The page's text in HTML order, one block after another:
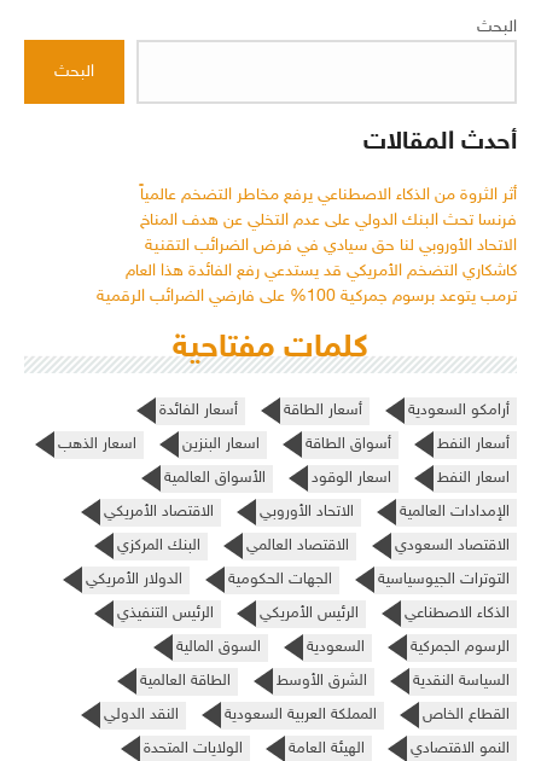
البحث
البحث
أحدث المقالات
أثر الثروة من الذكاء الاصطناعي يرفع مخاطر التضخم عالمياً
فرنسا تحث البنك الدولي على عدم التخلي عن هدف المناخ
الاتحاد الأوروبي لنا حق سيادي في فرض الضرائب التقنية
كاشكاري التضخم الأمريكي قد يستدعي رفع الفائدة هذا العام
ترمب يتوعد برسوم جمركية 100% على فارضي الضرائب الرقمية
كلمات مفتاحية
أرامكو السعودية أسعار الطاقة
أسعار الفائدة
أسعار النفط
أسواق الطاقة اسعار البنزين
اسعار الذهب
اسعار النفط
اسعار الوقود
الأسواق العالمية
الإمدادات العالمية
الاتحاد الأوروبي
الاقتصاد الأمريكي
الاقتصاد السعودي
الاقتصاد العالمي
البنك المركزي
التوترات الجيوسياسية
الجهات الحكومية
الدولار الأمريكي
الذكاء الاصطناعي
الرئيس الأمريكي
الرئيس التنفيذي
الرسوم الجمركية
السعودية
السوق المالية
السياسة النقدية
الشرق الأوسط
الطاقة العالمية
القطاع الخاص
المملكة العربية السعودية
النقد الدولي
النمو الاقتصادي
الهيئة العامة الولايات المتحدة